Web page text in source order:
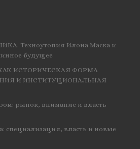
Техноутопия Илона Маска и
будущее
ИСТОРИЧЕСКАЯ ФОРМА
И ИНСТИТУЦИОНАЛЬНАЯ
рынок, внимание и власть
специализация, власть и новые